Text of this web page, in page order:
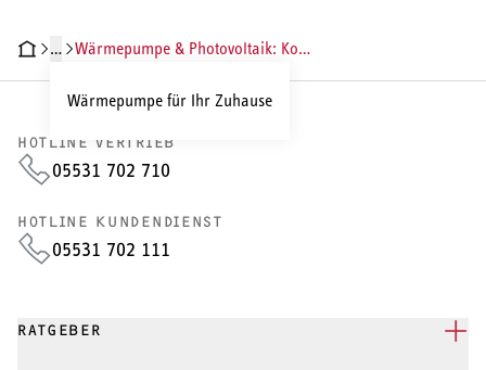
…
Wärmepumpe für Ihr Zuhause
Wärmepumpe & Photovoltaik: Komplettangebot sichern
HOTLINE VERTRIEB
05531 702 710
HOTLINE KUNDENDIENST
05531 702 111
RATGEBER